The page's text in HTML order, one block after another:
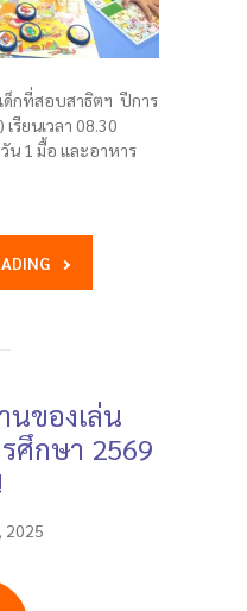
ด็กที่สอบสาธิตฯ ปีการ
รียนเวลา 08.30
น 1 มื้อ และอาหาร
นของเล่น
ศึกษา 2569
2025